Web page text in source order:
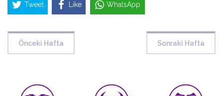
Tweet Like WhatsApp
Önceki Hafta Sonraki Hafta